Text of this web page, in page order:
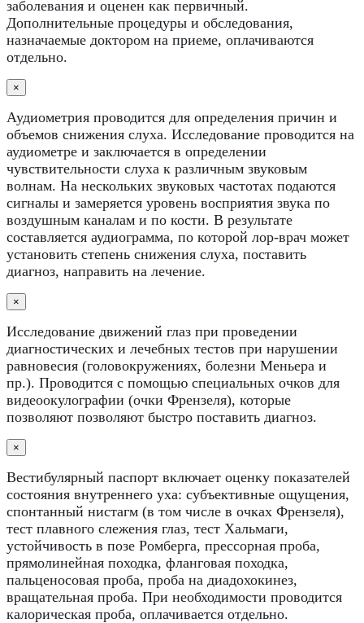
заболевания и оценен как первичный.
Дополнительные процедуры и обследования,
назначаемые доктором на приеме, оплачиваются
отдельно.
×
Аудиометрия проводится для определения причин и
объемов снижения слуха. Исследование проводится на
аудиометре и заключается в определении
чувствительности слуха к различным звуковым
волнам. На нескольких звуковых частотах подаются
сигналы и замеряется уровень восприятия звука по
воздушным каналам и по кости. В результате
составляется аудиограмма, по которой лор-врач может
установить степень снижения слуха, поставить
диагноз, направить на лечение.
×
Исследование движений глаз при проведении
диагностических и лечебных тестов при нарушении
равновесия (головокружениях, болезни Меньера и
пр.). Проводится с помощью специальных очков для
видеоокулографии (очки Френзеля), которые
позволяют позволяют быстро поставить диагноз.
×
Вестибулярный паспорт включает оценку показателей
состояния внутреннего уха: субъективные ощущения,
спонтанный нистагм (в том числе в очках Френзеля),
тест плавного слежения глаз, тест Хальмаги,
устойчивость в позе Ромберга, прессорная проба,
прямолинейная походка, фланговая походка,
пальценосовая проба, проба на диадохокинез,
вращательная проба. При необходимости проводится
калорическая проба, оплачивается отдельно.